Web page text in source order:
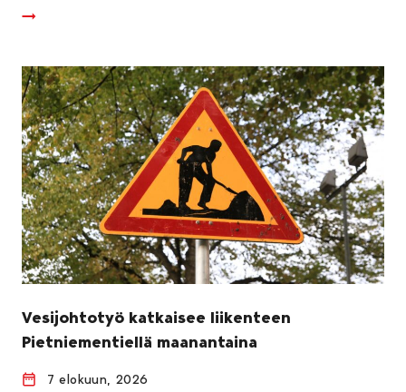
Vesijohtotyö katkaisee liikenteen
Pietniementiellä maanantaina
7 elokuun, 2026